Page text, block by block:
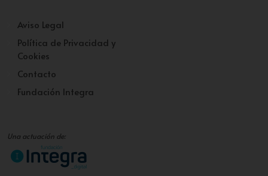
Aviso Legal
Política de Privacidad y
Cookies
Contacto
Fundación Integra
Una actuación de: